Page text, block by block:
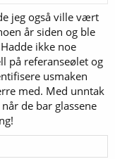
tydeligere etter
år sida, og klarte ikke
i havet, og mye øl i
ut av det nå. Jeg
artig å innrette en
norsk, tsjekkisk og
i diacetyl og
jeg også ville vært
år siden og ble
ikke noe
på referanseølet og
usmaken
med. Med unntak
de bar glassene